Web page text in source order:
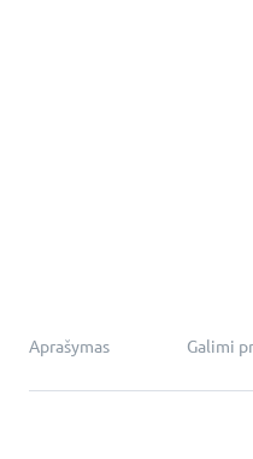
Aprašymas Galimi